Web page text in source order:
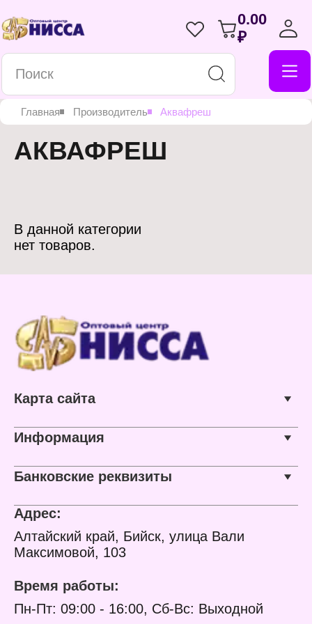
0.00
₽
Главная Производитель Аквафреш
АКВАФРЕШ
В данной категории
нет товаров.
Карта сайта
Информация
Банковские реквизиты
Адрес:
Алтайский край, Бийск, улица Вали
Максимовой, 103
Время работы:
Пн-Пт: 09:00 - 16:00, Сб-Вс: Выходной